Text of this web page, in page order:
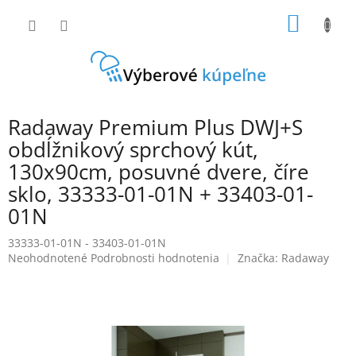
Radaway Premium Plus DWJ+S
obdĺžnikový sprchový kút,
130x90cm, posuvné dvere, číre
sklo, 33333-01-01N + 33403-01-
01N
33333-01-01N - 33403-01-01N
Priemerné
Neohodnotené Podrobnosti hodnotenia Značka: Radaway